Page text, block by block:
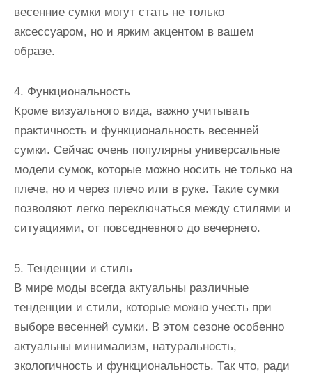
весенние сумки могут стать не только
аксессуаром, но и ярким акцентом в вашем
образе.
4. Функциональность
Кроме визуального вида, важно учитывать
практичность и функциональность весенней
сумки. Сейчас очень популярны универсальные
модели сумок, которые можно носить не только на
плече, но и через плечо или в руке. Такие сумки
позволяют легко переключаться между стилями и
ситуациями, от повседневного до вечернего.
5. Тенденции и стиль
В мире моды всегда актуальны различные
тенденции и стили, которые можно учесть при
выборе весенней сумки. В этом сезоне особенно
актуальны минимализм, натуральность,
экологичность и функциональность. Так что, ради